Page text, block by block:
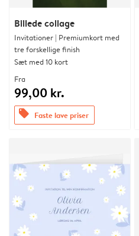
Billede collage
Invitationer | Premiumkort med
tre forskellige finish
Sæt med 10 kort
Fra
99,00 kr.
offers Faste lave priser